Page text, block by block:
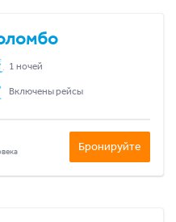
1 ночей
Включены рейсы
Бронируйте